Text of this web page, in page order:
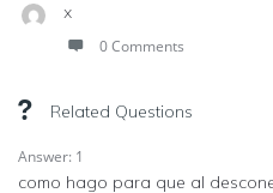
x
0 Comments
Related Questions
Answer: 1
como hago para que al